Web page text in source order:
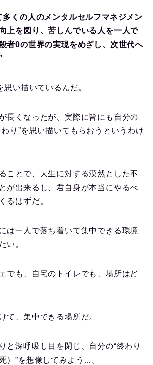
多くの人のメンタルセルフマネジメン
上を図り、苦しんでいる人を一人で
者0の世界の実現をめざし、次世代へ
思い描いているんだ。
長くなったが、実際に皆にも自分の
わり”を思い描いてもらおうというわけ
ことで、人生に対する漠然とした不
が出来るし、君自身が本当にやるべ
るはずだ。
は一人で落ち着いて集中できる環境
い。
でも、自宅のトイレでも、場所はど
て、集中できる場所だ。
と深呼吸し目を閉じ、自分の“終わり
）”を想像してみよう…。